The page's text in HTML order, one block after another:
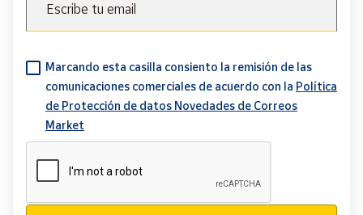
Escribe tu email
Marcando esta casilla consiento la remisión de las
comunicaciones comerciales de acuerdo con la Política
de Protección de datos Novedades de Correos
Market